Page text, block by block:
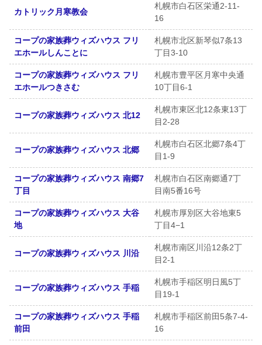
カトリック月寒教会
札幌市白石区栄通2-11-
16
コープの家族葬ウィズハウス フリ
エホールしんことに
札幌市北区新琴似7条13
丁目3-10
コープの家族葬ウィズハウス フリ
エホールつきさむ
札幌市豊平区月寒中央通
10丁目6-1
コープの家族葬ウィズハウス 北12
札幌市東区北12条東13丁
目2-28
コープの家族葬ウィズハウス 北郷
札幌市白石区北郷7条4丁
目1-9
コープの家族葬ウィズハウス 南郷7
丁目
札幌市白石区南郷通7丁
目南5番16号
コープの家族葬ウィズハウス 大谷
地
札幌市厚別区大谷地東5
丁目4−1
コープの家族葬ウィズハウス 川沿
札幌市南区川沿12条2丁
目2-1
コープの家族葬ウィズハウス 手稲
札幌市手稲区明日風5丁
目19-1
コープの家族葬ウィズハウス 手稲
前田
札幌市手稲区前田5条7-4-
16